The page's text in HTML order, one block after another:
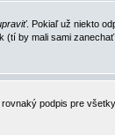
. Pokiaľ už niekto
by mali sami
rovnaký podpis pre